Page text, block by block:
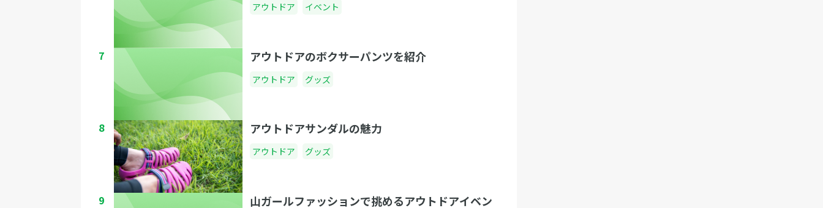
アウトドア イベント
7 アウトドアのボクサーパンツを紹介
アウトドア グッズ
8 アウトドアサンダルの魅力
アウトドア グッズ
9
山ガールファッションで挑めるアウトドアイベン